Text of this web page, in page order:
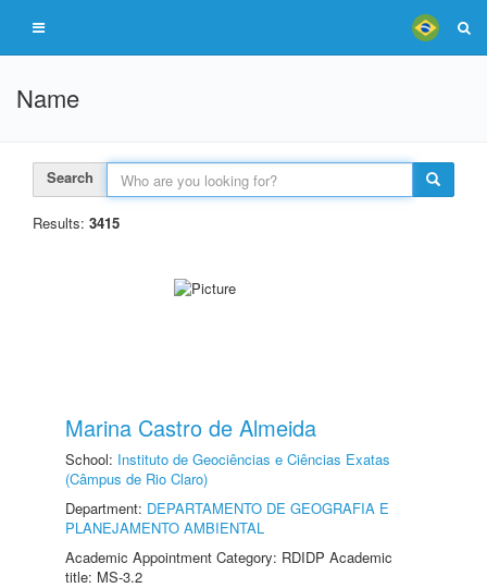
Name
Search
Results: 3415
Marina Castro de Almeida
School: Instituto de Geociências e Ciências Exatas
(Câmpus de Rio Claro)
Department: DEPARTAMENTO DE GEOGRAFIA E
PLANEJAMENTO AMBIENTAL
Academic Appointment Category: RDIDP Academic
title: MS-3.2